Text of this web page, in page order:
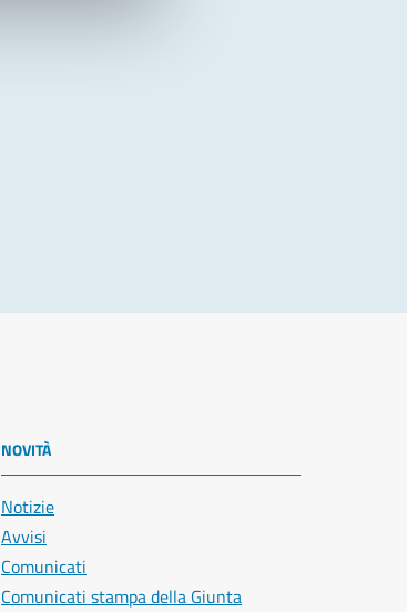
NOVITÀ
Notizie
Avvisi
Comunicati
Comunicati stampa della Giunta